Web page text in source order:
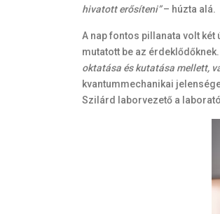
hivatott erősíteni”– húzta alá.
A nap fontos pillanata volt
mutatott be az érdeklődőknek.
oktatása és kutatása mellett,
kvantummechanikai
Szilárd laborvezető a